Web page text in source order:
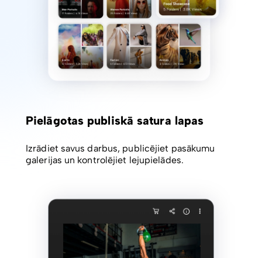
Pielāgotas publiskā satura lapas
Izrādiet savus darbus, publicējiet pasākumu
galerijas un kontrolējiet lejupielādes.